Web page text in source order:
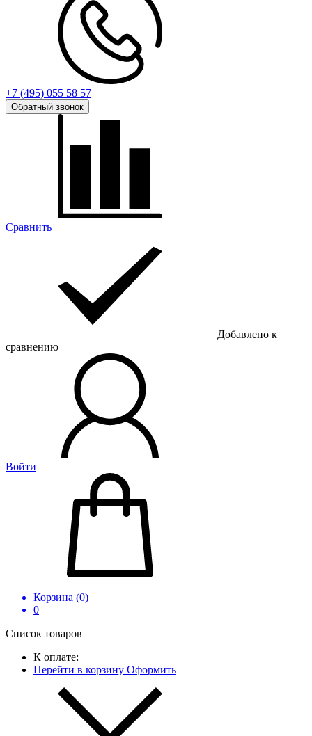
+7 (495) 055 58 57
Обратный звонок
Сравнить
Добавлено к
сравнению
Войти
Корзина (0)
0
Список товаров
К оплате:
Перейти в корзину Оформить